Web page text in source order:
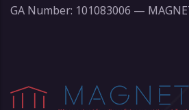
GA Number: 101083006 —